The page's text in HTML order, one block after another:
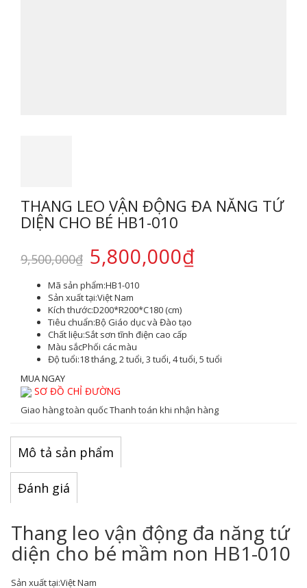
THANG LEO VẬN ĐỘNG ĐA NĂNG TỨ
DIỆN CHO BÉ HB1-010
9,500,000₫ 5,800,000₫
Mã sản phẩm:HB1-010
Sản xuất tại:Việt Nam
Kích thước:D200*R200*C180 (cm)
Tiêu chuẩn:Bộ Giáo dục và Đào tạo
Chất liệu:Sắt sơn tĩnh điện cao cấp
Màu sắcPhối các màu
Độ tuổi:18 tháng, 2 tuổi, 3 tuổi, 4 tuổi, 5 tuổi
MUA NGAY
SƠ ĐỒ CHỈ ĐƯỜNG
Giao hàng toàn quốcThanh toán khi nhận hàng
Mô tả sản phẩm
Đánh giá
Thang leo vận động đa năng tứ
diện cho bé mầm non HB1-010
Sản xuất tại:Việt Nam